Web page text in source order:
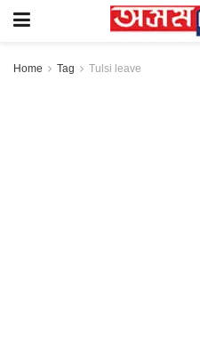
Home Tag Tulsi leave